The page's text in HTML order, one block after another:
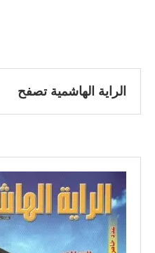
الراية الهاشمية تصفح